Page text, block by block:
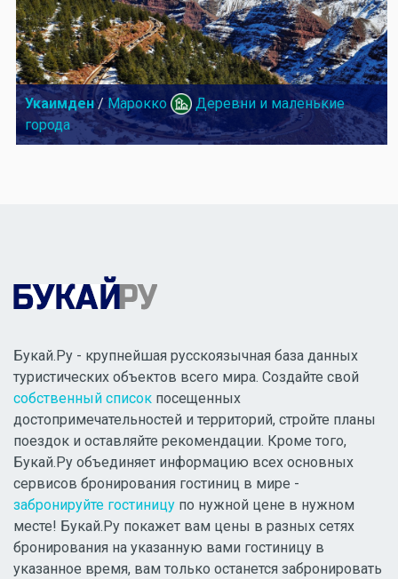
Укаимден/ Марокко
Деревни и маленькие
города
Букай.Ру - крупнейшая русскоязычная база данных
туристических объектов всего мира. Создайте свой
собственный список посещенных
достопримечательностей и территорий, стройте планы
поездок и оставляйте рекомендации. Кроме того,
Букай.Ру объединяет информацию всех основных
сервисов бронирования гостиниц в мире -
забронируйте гостиницу по нужной цене в нужном
месте! Букай.Ру покажет вам цены в разных сетях
бронирования на указанную вами гостиницу в
указанное время, вам только останется забронировать